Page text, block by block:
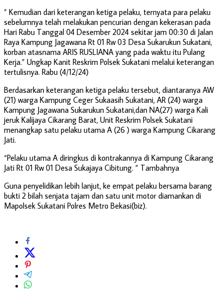
” Kemudian dari keterangan ketiga pelaku, ternyata para pelaku
sebelumnya telah melakukan pencurian dengan kekerasan pada
Hari Rabu Tanggal 04 Desember 2024 sekitar jam 00:30 di Jalan
Raya Kampung Jagawana Rt 01 Rw 03 Desa Sukarukun Sukatani,
korban atasnama ARIS RUSLIANA yang pada waktu itu Pulang
Kerja.” Ungkap Kanit Reskrim Polsek Sukatani melalui keterangan
tertulisnya. Rabu (4/12/24)
Berdasarkan keterangan ketiga pelaku tersebut, diantaranya AW
(21) warga Kampung Ceger Sukaasih Sukatani, AR (24) warga
Kampung Jagawana Sukarukun Sukatani,dan NA(27) warga Kali
jeruk Kalijaya Cikarang Barat, Unit Reskrim Polsek Sukatani
menangkap satu pelaku utama A (26 ) warga Kampung Cikarang
Jati.
“Pelaku utama A diringkus di kontrakannya di Kampung Cikarang
Jati Rt 01 Rw 01 Desa Sukajaya Cibitung. ” Tambahnya
Guna penyelidikan lebih lanjut, ke empat pelaku bersama barang
bukti 2 bilah senjata tajam dan satu unit motor diamankan di
Mapolsek Sukatani Polres Metro Bekasi(biz).